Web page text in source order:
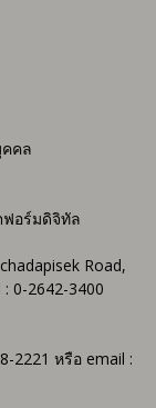
คล
ฟอร์มดิจิทัล
Road,
0-2642-3400
หรือ email :